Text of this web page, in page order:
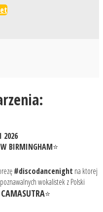
2026
BIRMINGHAM⭐
#discodancenight na ktorej
wokalistek z Polski
CAMASUTRA⭐